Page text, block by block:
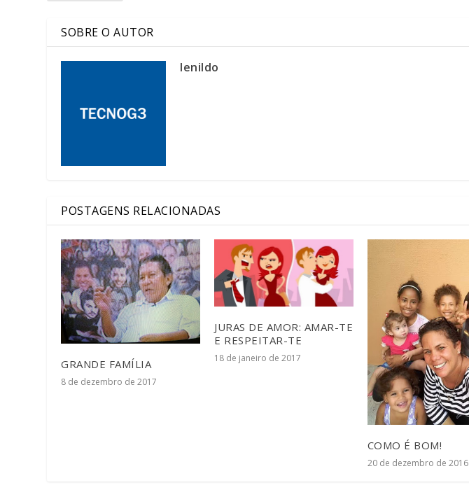
SOBRE O AUTOR
lenildo
POSTAGENS RELACIONADAS
GRANDE FAMÍLIA
8 de dezembro de 2017
JURAS DE AMOR: AMAR-TE
E RESPEITAR-TE
18 de janeiro de 2017
COMO É BOM!
20 de dezembro de 2016